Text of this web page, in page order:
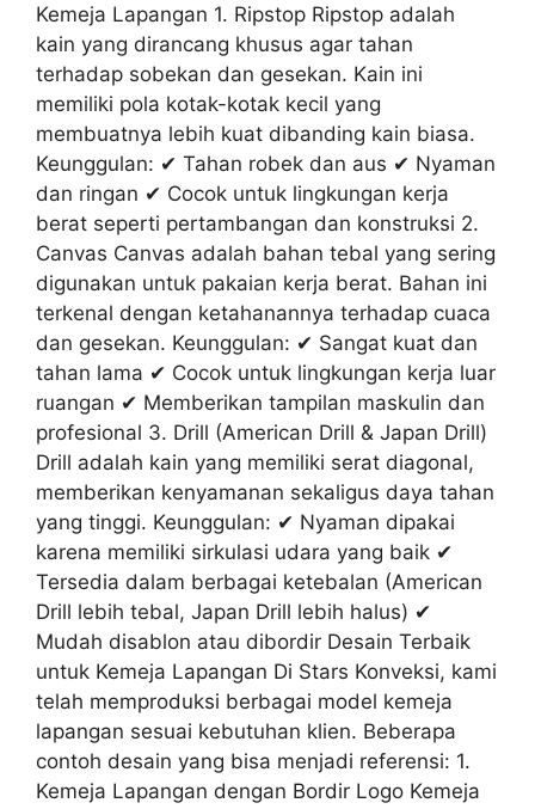
Kemeja Lapangan 1. Ripstop Ripstop adalah
kain yang dirancang khusus agar tahan
terhadap sobekan dan gesekan. Kain ini
memiliki pola kotak-kotak kecil yang
membuatnya lebih kuat dibanding kain biasa.
Keunggulan: ✔ Tahan robek dan aus ✔ Nyaman
dan ringan ✔ Cocok untuk lingkungan kerja
berat seperti pertambangan dan konstruksi 2.
Canvas Canvas adalah bahan tebal yang sering
digunakan untuk pakaian kerja berat. Bahan ini
terkenal dengan ketahanannya terhadap cuaca
dan gesekan. Keunggulan: ✔ Sangat kuat dan
tahan lama ✔ Cocok untuk lingkungan kerja luar
ruangan ✔ Memberikan tampilan maskulin dan
profesional 3. Drill (American Drill & Japan Drill)
Drill adalah kain yang memiliki serat diagonal,
memberikan kenyamanan sekaligus daya tahan
yang tinggi. Keunggulan: ✔ Nyaman dipakai
karena memiliki sirkulasi udara yang baik ✔
Tersedia dalam berbagai ketebalan (American
Drill lebih tebal, Japan Drill lebih halus) ✔
Mudah disablon atau dibordir Desain Terbaik
untuk Kemeja Lapangan Di Stars Konveksi, kami
telah memproduksi berbagai model kemeja
lapangan sesuai kebutuhan klien. Beberapa
contoh desain yang bisa menjadi referensi: 1.
Kemeja Lapangan dengan Bordir Logo Kemeja